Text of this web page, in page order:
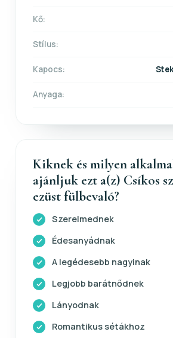
Kő:
Stílus:
Kapocs:
Anyaga:
Kiknek és milyen
ajánljuk ezt a(z) Csíkos
ezüst fülbevaló?
Szerelmednek
Édesanyádnak
A legédesebb nagyinak
Legjobb barátnődnek
Lányodnak
Romantikus sétákhoz